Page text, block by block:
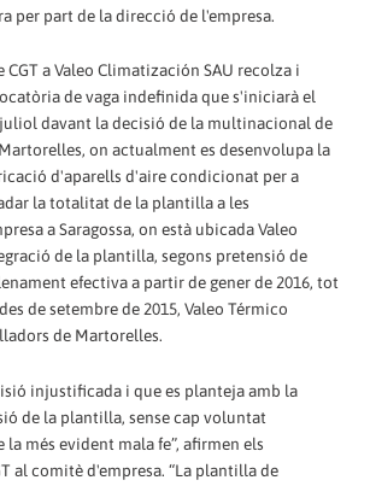
per part de la direcció de l'empresa.
CGT a Valeo Climatización SAU recolza i
de vaga indefinida que s'iniciarà el
davant la decisió de la multinacional de
on actualment es desenvolupa la
d'aparells d'aire condicionat per a
la totalitat de la plantilla a les
a Saragossa, on està ubicada Valeo
de la plantilla, segons pretensió de
efectiva a partir de gener de 2016, tot
de setembre de 2015, Valeo Térmico
de Martorelles.
injustificada i que es planteja amb la
de la plantilla, sense cap voluntat
la més evident mala fe”, afirmen els
al comitè d'empresa. “La plantilla de